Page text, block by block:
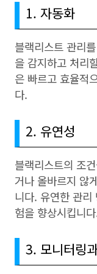
1. 자동화
블랙리스트 관리
을 감지하고 처리
은 빠르고 효율적
다.
2. 유연성
블랙리스트의 조
거나 올바르지 않
니다. 유연한 관리
험을 향상시킵니
3. 모니터링